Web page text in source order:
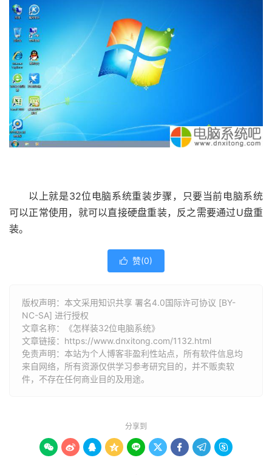
以上就是32位电脑系统重装步骤，只要当前电脑系统
可以正常使用，就可以直接硬盘重装，反之需要通过U盘重
装。
 赞(0)
版权声明：本文采用知识共享 署名4.0国际许可协议 [BY-
NC-SA] 进行授权
文章名称：《怎样装32位电脑系统》
文章链接： https://www.dnxitong.com/1132.html
免责声明：本站为个人博客非盈利性站点，所有软件信息均
来自网络，所有资源仅供学习参考研究目的，并不贩卖软
件，不存在任何商业目的及用途。
分享到
        